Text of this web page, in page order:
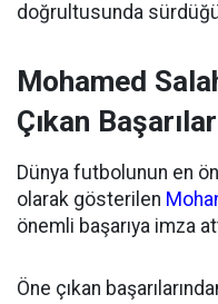
doğrultusunda
Mohamed
Çıkan Başarılar
Dünya futbolunun en
olarak gösterilen
önemli başarıya imza
Öne çıkan